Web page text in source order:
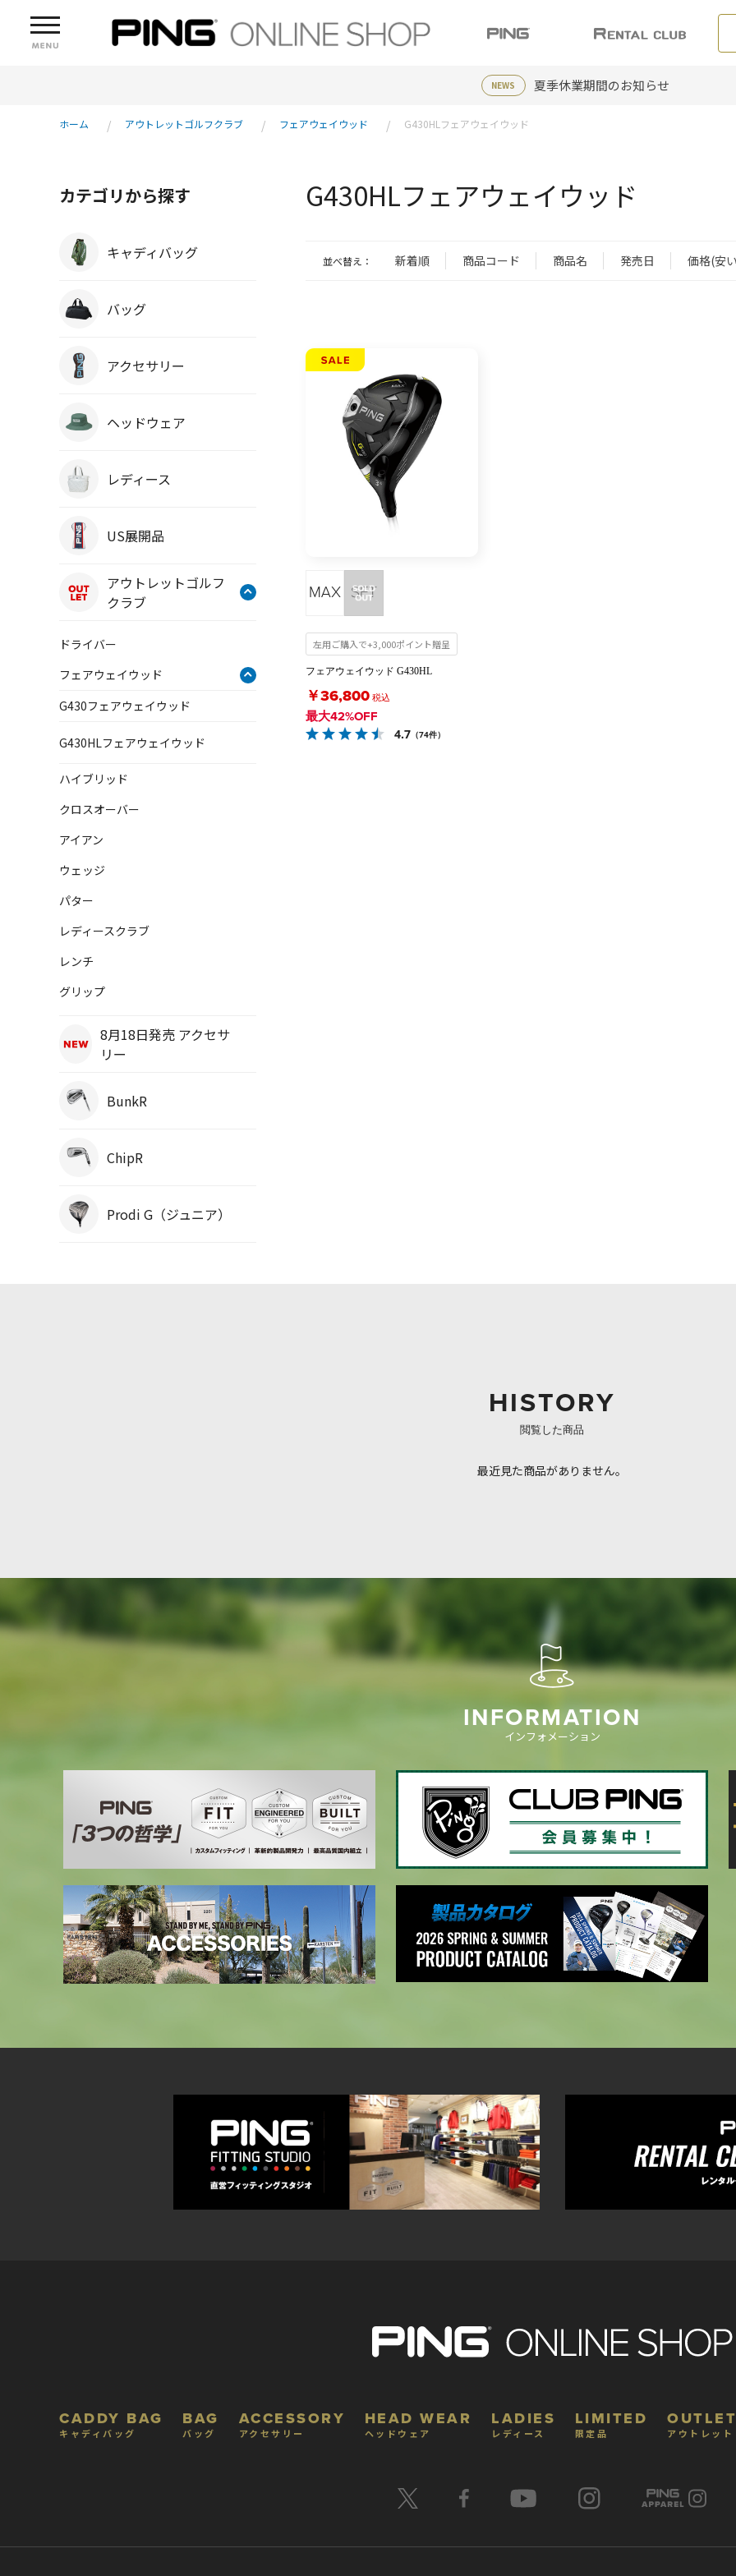
NEWS 夏季休業期間のお知らせ
ホーム アウトレットゴルフクラブ フェアウェイウッド G430HLフェアウェイウッド
カテゴリから探す
キャディバッグ
バッグ
アクセサリー
ヘッドウェア
レディース
US展開品
アウトレットゴルフ
クラブ
ドライバー
フェアウェイウッド
G430フェアウェイウッド
G430HLフェアウェイウッド
ハイブリッド
クロスオーバー
アイアン
ウェッジ
パター
レディースクラブ
レンチ
グリップ
8月18日発売 アクセサ
リー
BunkR
ChipR
Prodi G（ジュニア）
G430HLフェアウェイウッド
並べ替え： 新着順 商品コード 商品名 発売日 価格(安
左用ご購入で+3,000ポイント贈呈
フェアウェイウッド G430HL
￥36,800税込
最大42%OFF
4.7 （74件）
HISTORY
閲覧した商品
最近見た商品がありません。
INFORMATION
インフォメーション
CADDY BAG
キャディバッグ
BAG
バッグ
ACCESSORY
アクセサリー
HEAD WEAR
ヘッドウェア
LADIES
レディース
LIMITED
限定品 アウトレッ